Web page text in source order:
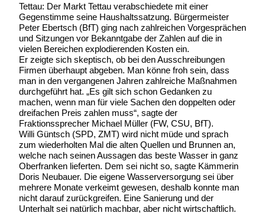
Tettau: Der Markt Tettau verabschiedete mit einer
Gegenstimme seine Haushaltssatzung. Bürgermeister
Peter Ebertsch (BfT) ging nach zahlreichen Vorgesprächen
und Sitzungen vor Bekanntgabe der Zahlen auf die in
vielen Bereichen explodierenden Kosten ein.
Er zeigte sich skeptisch, ob bei den Ausschreibungen
Firmen überhaupt abgeben. Man könne froh sein, dass
man in den vergangenen Jahren zahlreiche Maßnahmen
durchgeführt hat. „Es gilt sich schon Gedanken zu
machen, wenn man für viele Sachen den doppelten oder
dreifachen Preis zahlen muss“, sagte der
Fraktionssprecher Michael Müller (FW, CSU, BfT).
Willi Güntsch (SPD, ZMT) wird nicht müde und sprach
zum wiederholten Mal die alten Quellen und Brunnen an,
welche nach seinen Aussagen das beste Wasser in ganz
Oberfranken lieferten. Dem sei nicht so, sagte Kämmerin
Doris Neubauer. Die eigene Wasserversorgung sei über
mehrere Monate verkeimt gewesen, deshalb konnte man
nicht darauf zurückgreifen. Eine Sanierung und der
Unterhalt sei natürlich machbar, aber nicht wirtschaftlich.